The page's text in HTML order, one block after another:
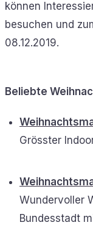
können
besuchen und
08.12.2019.
Beliebte
Grösster
Wundervoller
Bundesstadt